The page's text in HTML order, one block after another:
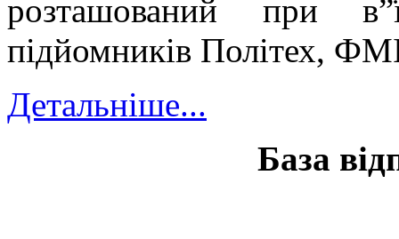
розташований при
підйомників Політех,
Детальніше...
База